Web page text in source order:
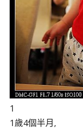
1
1歲4個半月,